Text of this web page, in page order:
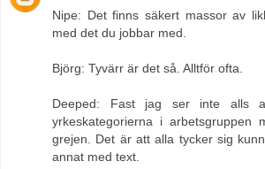
Nipe: Det finns säkert massor av
med det du jobbar med.
Björg: Tyvärr är det så. Alltför ofta.
Deeped: Fast jag ser inte alls
yrkeskategorierna i arbetsgruppen
grejen. Det är att alla tycker sig
annat med text.